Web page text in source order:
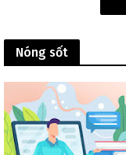
Nóng sốt